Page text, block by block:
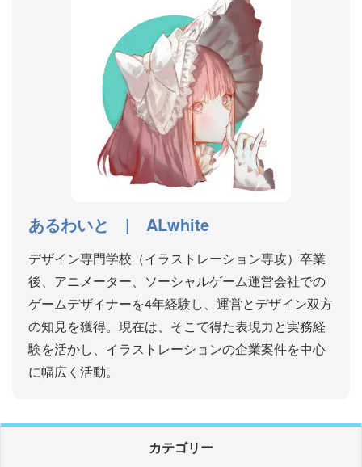
あるわいと | ALwhite
デザイン専門学校（イラストレーション専攻）卒業
後、アニメーター、ソーシャルゲーム運営会社での
ゲームデザイナーを4年経験し、運営とデザイン双方
の知見を獲得。現在は、そこで得た表現力と実務経
験を活かし、イラストレーションの企業案件を中心
に幅広く活動。
カテゴリー